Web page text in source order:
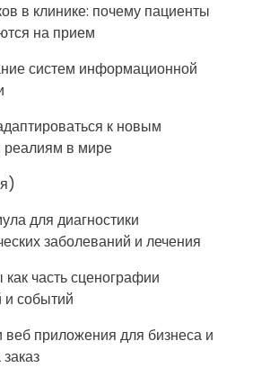
в клинике: почему пациенты
на прием
систем информационной
к новым
в мире
для диагностики
заболеваний и лечения
часть сценографии
и событий
приложения для бизнеса и